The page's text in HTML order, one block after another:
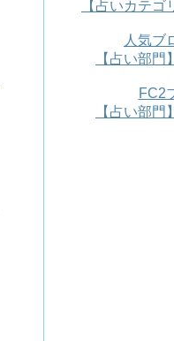
【占いカテ
人気ブ
【占い部
FC2
【占い部